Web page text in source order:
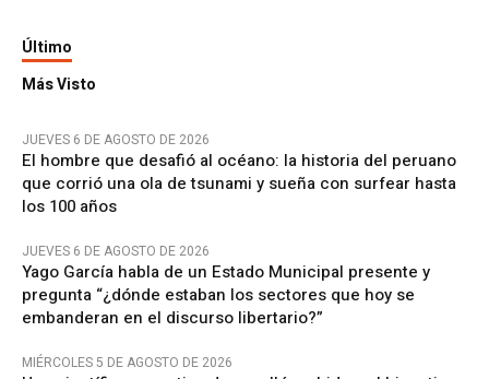
Último
Más Visto
JUEVES 6 DE AGOSTO DE 2026
El hombre que desafió al océano: la historia del peruano
que corrió una ola de tsunami y sueña con surfear hasta
los 100 años
JUEVES 6 DE AGOSTO DE 2026
Yago García habla de un Estado Municipal presente y
pregunta “¿dónde estaban los sectores que hoy se
embanderan en el discurso libertario?”
MIÉRCOLES 5 DE AGOSTO DE 2026